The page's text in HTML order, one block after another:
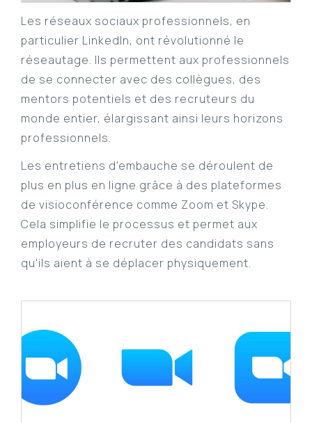
Les réseaux sociaux professionnels, en
particulier LinkedIn, ont révolutionné le
réseautage. Ils permettent aux professionnels
de se connecter avec des collègues, des
mentors potentiels et des recruteurs du
monde entier, élargissant ainsi leurs horizons
professionnels.
Les entretiens d'embauche se déroulent de
plus en plus en ligne grâce à des plateformes
de visioconférence comme Zoom et Skype.
Cela simplifie le processus et permet aux
employeurs de recruter des candidats sans
qu'ils aient à se déplacer physiquement.